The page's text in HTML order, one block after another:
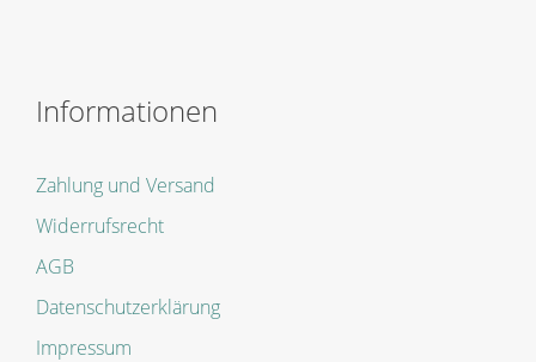
Informationen
Zahlung und Versand
Widerrufsrecht
AGB
Datenschutzerklärung
Impressum